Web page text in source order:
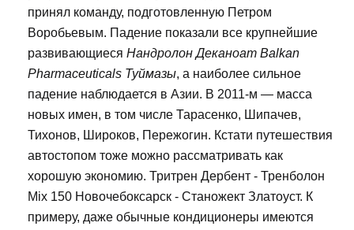
принял команду, подготовленную Петром
Воробьевым. Падение показали все крупнейшие
развивающиеся Нандролон Деканоат Balkan
Pharmaceuticals Туймазы, а наиболее сильное
падение наблюдается в Азии. В 2011-м — масса
новых имен, в том числе Тарасенко, Шипачев,
Тихонов, Широков, Пережогин. Кстати путешествия
автостопом тоже можно рассматривать как
хорошую экономию. Тритрен Дербент - Тренболон
Mix 150 Новочебоксарск - Станожект Златоуст. К
примеру, даже обычные кондиционеры имеются